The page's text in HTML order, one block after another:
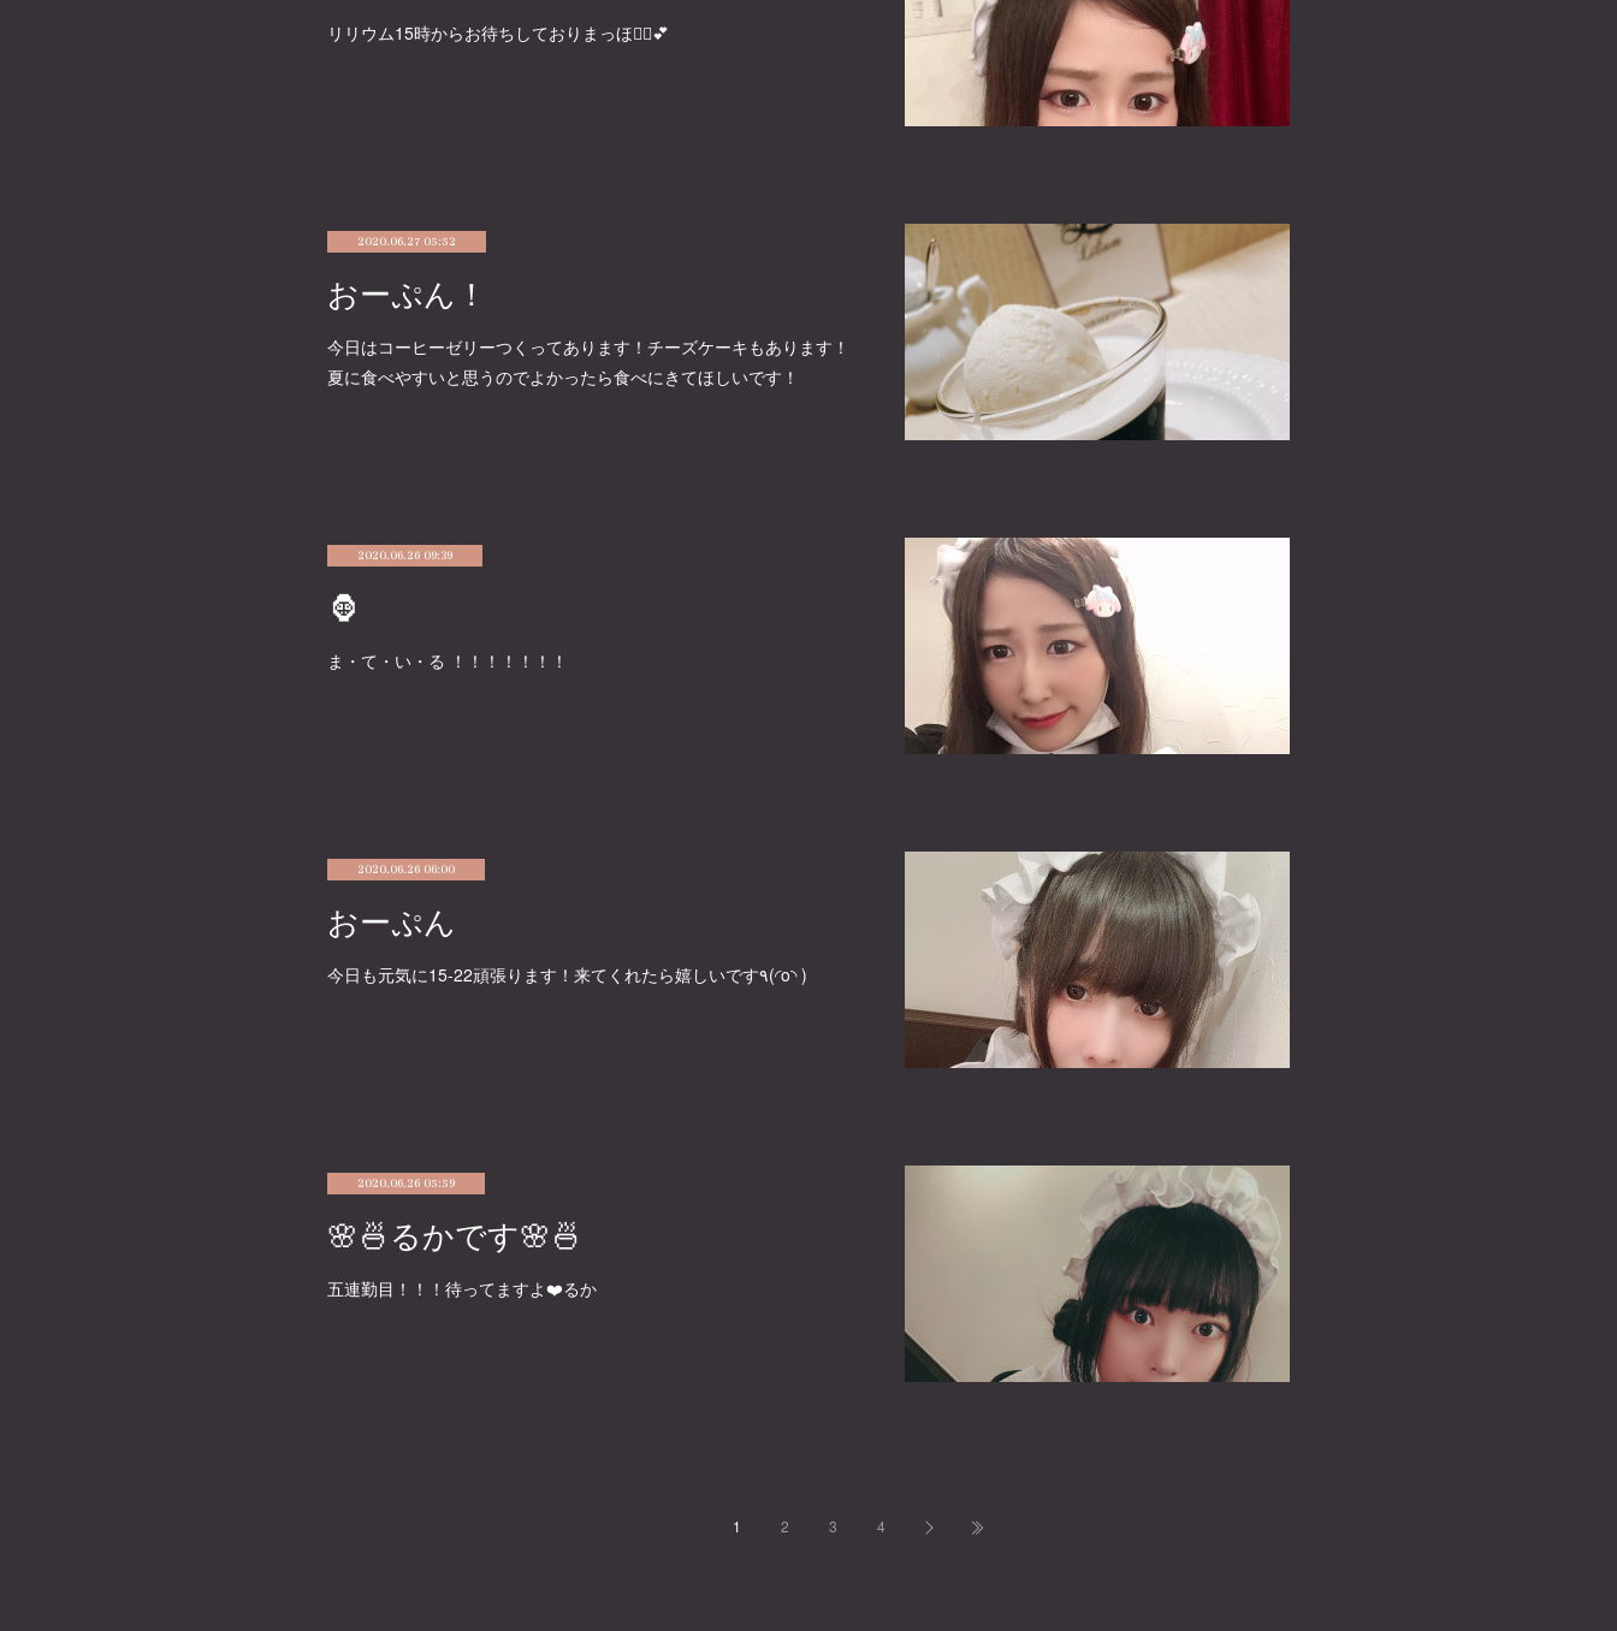
リリウム15時からお待ちしておりまっほ🙆‍♀️💕
2020.06.27 05:52
おーぷん！
今日はコーヒーゼリーつくってあります！チーズケーキもあります！
夏に食べやすいと思うのでよかったら食べにきてほしいです！
2020.06.26 09:39
🦍
ま・て・い・る ！！！！！！！
2020.06.26 06:00
おーぷん
今日も元気に15-22頑張ります！来てくれたら嬉しいです٩(◜o◝ )
2020.06.26 05:59
🌸🍜るかです🌸🍜
五連勤目！！！待ってますよ❤️るか
1 2 3 4